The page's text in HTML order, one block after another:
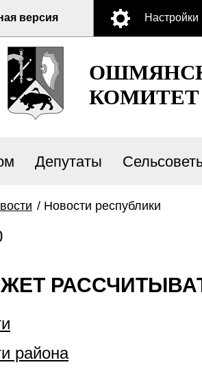
версия Настройки
КОМИТЕТ
Депутаты
/ Новости республики
района